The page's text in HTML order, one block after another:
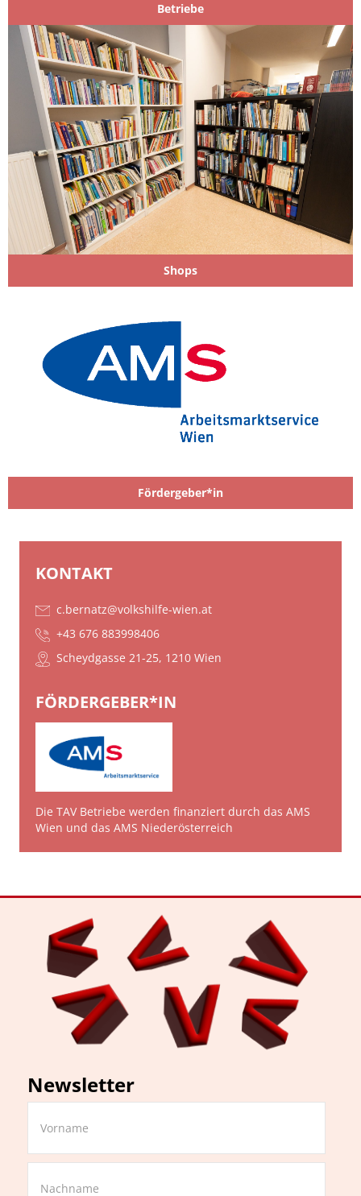
Betriebe
Shops
Fördergeber*in
KONTAKT
c.bernatz@volkshilfe-wien.at
+43 676 883998406
Scheydgasse 21-25, 1210 Wien
FÖRDERGEBER*IN
Die TAV Betriebe werden finanziert durch das AMS
Wien und das AMS Niederösterreich
Newsletter